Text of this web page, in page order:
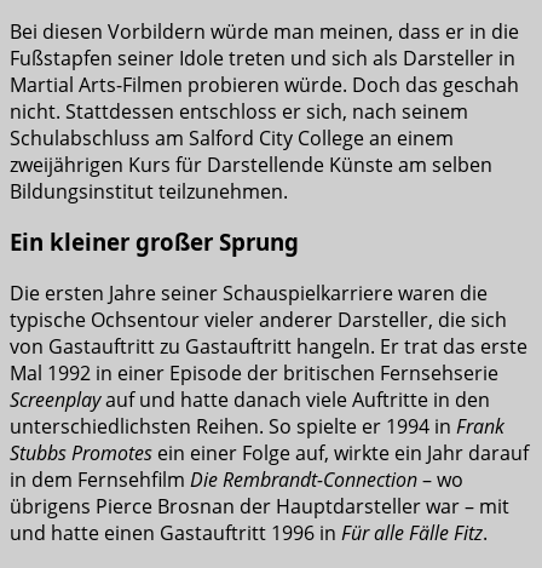
Bei diesen Vorbildern würde man meinen, dass er in die
Fußstapfen seiner Idole treten und sich als Darsteller in
Martial Arts-Filmen probieren würde. Doch das geschah
nicht. Stattdessen entschloss er sich, nach seinem
Schulabschluss am Salford City College an einem
zweijährigen Kurs für Darstellende Künste am selben
Bildungsinstitut teilzunehmen.
Ein kleiner großer Sprung
Die ersten Jahre seiner Schauspielkarriere waren die
typische Ochsentour vieler anderer Darsteller, die sich
von Gastauftritt zu Gastauftritt hangeln. Er trat das erste
Mal 1992 in einer Episode der britischen Fernsehserie
Screenplayauf und hatte danach viele Auftritte in den
unterschiedlichsten Reihen. So spielte er 1994 in Frank
Stubbs Promotes ein einer Folge auf, wirkte ein Jahr darauf
in dem Fernsehfilm Die Rembrandt-Connection– wo
übrigens Pierce Brosnan der Hauptdarsteller war – mit
und hatte einen Gastauftritt 1996 in Für alle Fälle Fitz.